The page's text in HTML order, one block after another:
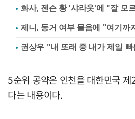
화사, 젠슨 황 '샤라웃'에 "잘 모
제니, 동거 여부 물음에 "여기까
권상우 "내 또래 중 내가 제일
5순위 공약은 인천을 대한민국
다는 내용이다.